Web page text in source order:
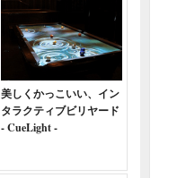
美しくかっこいい、イン
タラクティブビリヤード
- CueLight -